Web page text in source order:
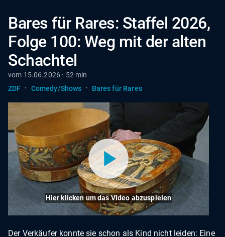
Bares für Rares: Staffel 2026,
Folge 100: Weg mit der alten
Schachtel
vom 15.06.2026 · 52 min
ZDF · Comedy/Shows · Bares für Rares
Hier klicken um das Video abzuspielen
Der Verkäufer konnte sie schon als Kind nicht leiden: Eine